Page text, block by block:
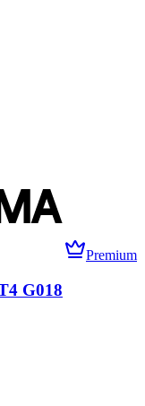
Premium
G018